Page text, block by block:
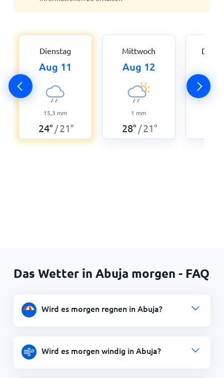
Dienstag
Aug 11
15,3 mm
24° /21°
Mittwoch
Aug 12
1 mm
28° /21°
Das Wetter in Abuja morgen - FAQ
Wird es morgen regnen in Abuja?
Wird es morgen windig in Abuja?